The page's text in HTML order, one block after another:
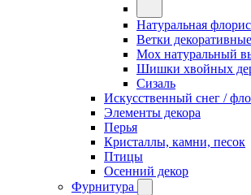
Натуральная
Ветки декоративные
Мох натуральный
Шишки хвойных
Сизаль
Искусственный снег /
Элементы декора
Перья
Кристаллы, камни, песок
Птицы
Осенний декор
Фурнитура